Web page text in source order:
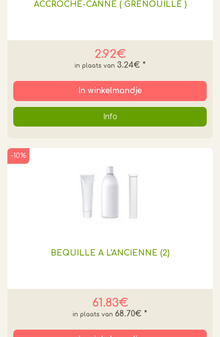
ACCROCHE-CANNE ( GRENOUILLE )
2.92€
3.24€ *
In winkelmandje
Info
BEQUILLE A L'ANCIENNE (2)
61.83€
-10%
68.70€ *